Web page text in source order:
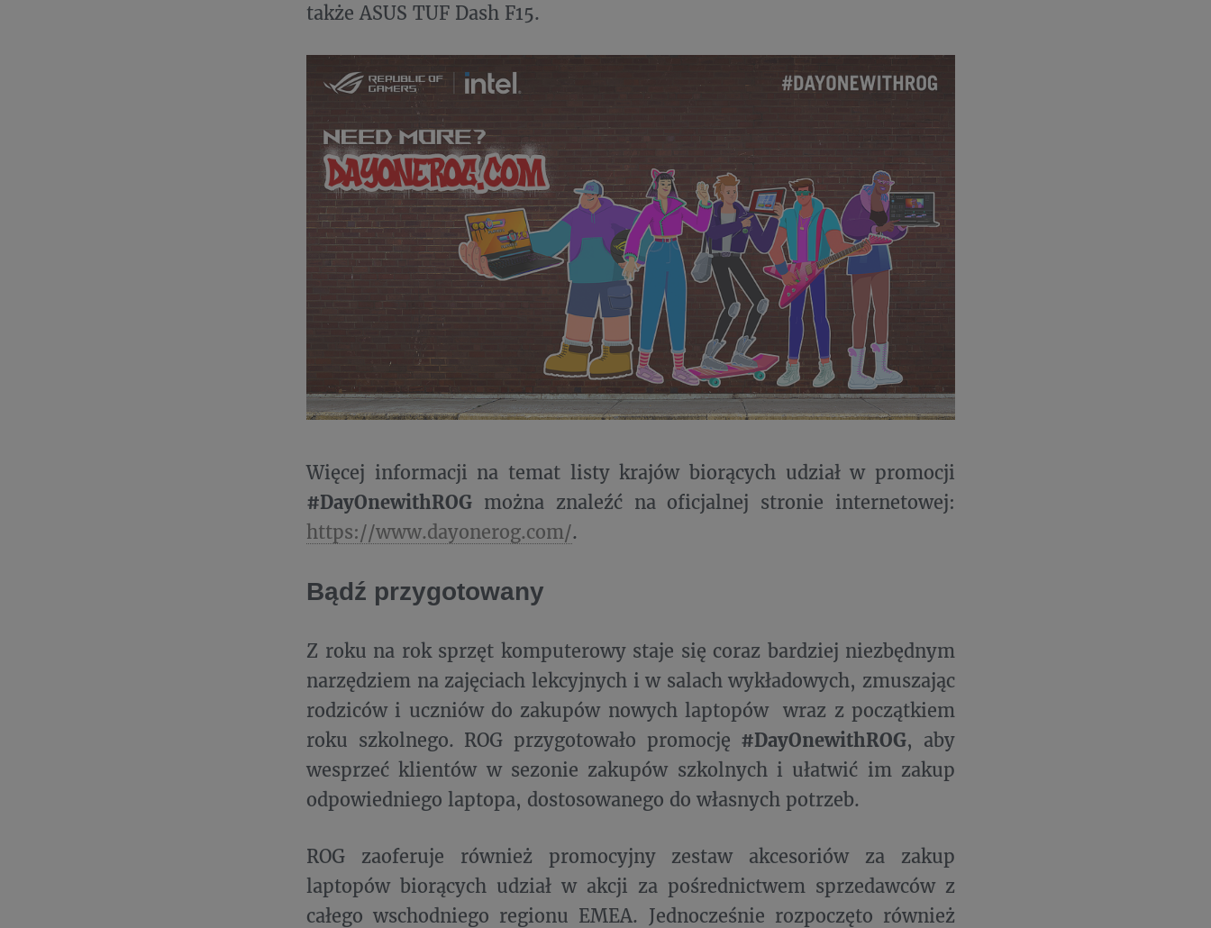
także ASUS TUF Dash F15.
Więcej informacji na temat listy krajów biorących udział w promocji
#DayOnewithROG można znaleźć na oficjalnej stronie internetowej:
https://www.dayonerog.com/.
Bądź przygotowany
Z roku na rok sprzęt komputerowy staje się coraz bardziej niezbędnym
narzędziem na zajęciach lekcyjnych i w salach wykładowych, zmuszając
rodziców i uczniów do zakupów nowych laptopów wraz z początkiem
roku szkolnego. ROG przygotowało promocję #DayOnewithROG, aby
wesprzeć klientów w sezonie zakupów szkolnych i ułatwić im zakup
odpowiedniego laptopa, dostosowanego do własnych potrzeb.
ROG zaoferuje również promocyjny zestaw akcesoriów za zakup
laptopów biorących udział w akcji za pośrednictwem sprzedawców z
całego wschodniego regionu EMEA. Jednocześnie rozpoczęto również